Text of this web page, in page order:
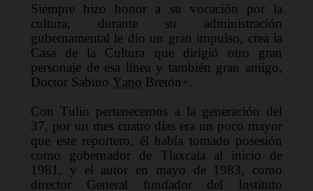
Siempre hizo honor a su vocación por la
cultura, durante su administración
gubernamental le dio un gran impulso, crea la
Casa de la Cultura que dirigió otro gran
personaje de esa línea y también gran amigo,
Doctor Sabino Yano Bretón+.
Con Tulio pertenecemos a la generación del
37, por un mes cuatro días era un poco mayor
que este reportero, él había tomado posesión
como gobernador de Tlaxcala al inicio de
1981, y el autor en mayo de 1983,
director General fundador del Instituto